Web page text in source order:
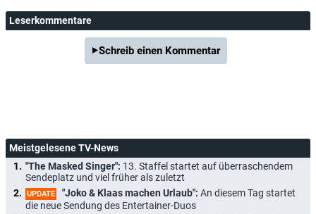
Leserkommentare
Schreib einen Kommentar
Meistgelesene TV-News
"The Masked Singer": 13. Staffel startet auf überraschendem
Sendeplatz und viel früher als zuletzt
UPDATE "Joko & Klaas machen Urlaub": An diesem Tag startet
die neue Sendung des Entertainer-Duos